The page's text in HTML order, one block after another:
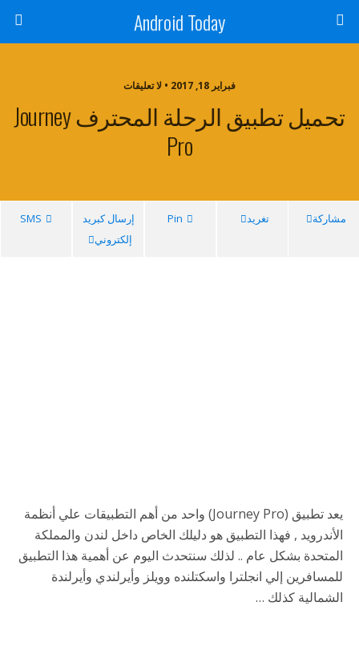
Android Today
فبراير 18, 2017 • لا تعليقات
تحميل تطبيق الرحلة المحترف Journey
Pro
مشاركة تغريد Pin
إرسال كبريد
إلكتروني
SMS
يعد تطبيق (Journey Pro) واحد من أهم التطبيقات علي أنظمة
الأندرويد , فهذا التطبيق هو دليلك الخاص داخل لندن والمملكة
المتحدة بشكل عام .. لذلك سنتحدث اليوم عن أهمية هذا التطبيق
للمسافرين إلي انجلترا واسكتلنده وويلز وأيرلندي وأيرلندة
الشمالية كذلك …